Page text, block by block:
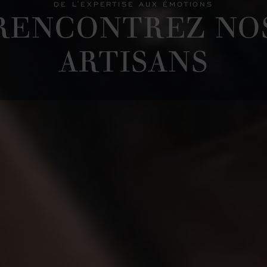
DE L'EXPERTISE AUX ÉMOTIONS
ARTISANS